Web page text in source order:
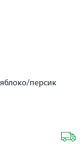
персик